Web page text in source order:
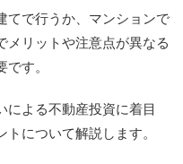
てで行うか、マンションで
メリットや注意点が異なる
す。
による不動産投資に着目
について解説します。